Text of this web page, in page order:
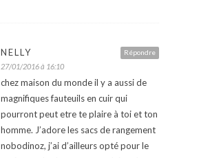
Répondre
NELLY
27/01/2016 à 16:10
chez maison du monde il y a aussi de
magnifiques fauteuils en cuir qui
pourront peut etre te plaire à toi et ton
homme. J’adore les sacs de rangement
nobodinoz, j’ai d’ailleurs opté pour le